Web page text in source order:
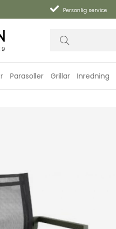
Personlig service
Parasoller Grillar Inredning